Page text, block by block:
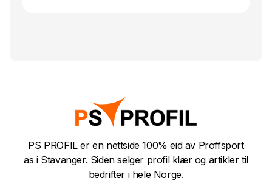
PS PROFIL er en nettside 100% eid av Proffsport
as i Stavanger. Siden selger profil klær og artikler til
bedrifter i hele Norge.